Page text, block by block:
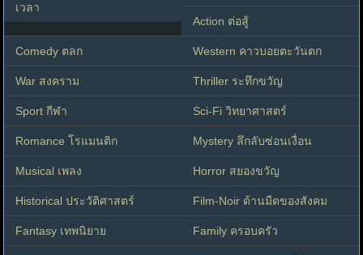
เวลา
Action ต่อสู้
Comedy ตลก Western คาวบอยตะวันตก
War สงคราม Thriller ระทึกขวัญ
Sport กีฬา Sci-Fi วิทยาศาสตร์
Romance โรแมนติก Mystery ลึกลับซ่อนเงื่อน
Musical เพลง Horror สยองขวัญ
Historical ประวัติศาสตร์ Film-Noir ด้านมืดของสังคม
Fantasy เทพนิยาย Family ครอบครัว